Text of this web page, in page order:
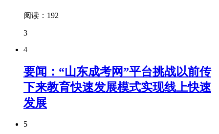
阅读：192
3
4
要闻：“山东成考网”平台挑战以前传
下来教育快速发展模式实现线上快速
发展
5